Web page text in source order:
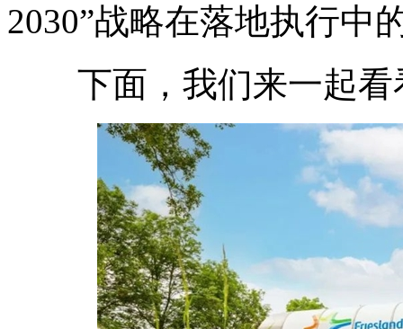
2030”战略在落地执行中
下面，我们来一起看